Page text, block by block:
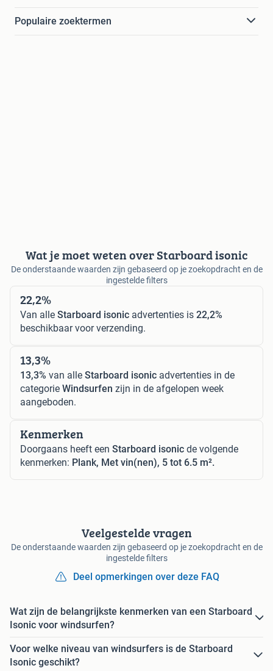
Populaire zoektermen
Wat je moet weten over Starboard isonic
De onderstaande waarden zijn gebaseerd op je zoekopdracht en de
ingestelde filters
22,2%
Van alle Starboard isonic advertenties is 22,2%
beschikbaar voor verzending.
13,3%
13,3% van alle Starboard isonic advertenties in de
categorie Windsurfen zijn in de afgelopen week
aangeboden.
Kenmerken
Doorgaans heeft een Starboard isonic de volgende
kenmerken: Plank, Met vin(nen), 5 tot 6.5 m².
Veelgestelde vragen
De onderstaande waarden zijn gebaseerd op je zoekopdracht en de
ingestelde filters
Deel opmerkingen over deze FAQ
Wat zijn de belangrijkste kenmerken van een Starboard
Isonic voor windsurfen?
Voor welke niveau van windsurfers is de Starboard
Isonic geschikt?